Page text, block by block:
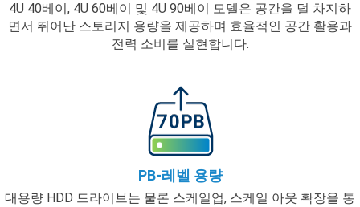
4U 40베이, 4U 60베이 및 4U 90베이 모델은 공간을 덜 차지하
면서 뛰어난 스토리지 용량을 제공하며 효율적인 공간 활용과
전력 소비를 실현합니다.
PB-레벨 용량
대용량 HDD 드라이브는 물론 스케일업, 스케일 아웃 확장을 통